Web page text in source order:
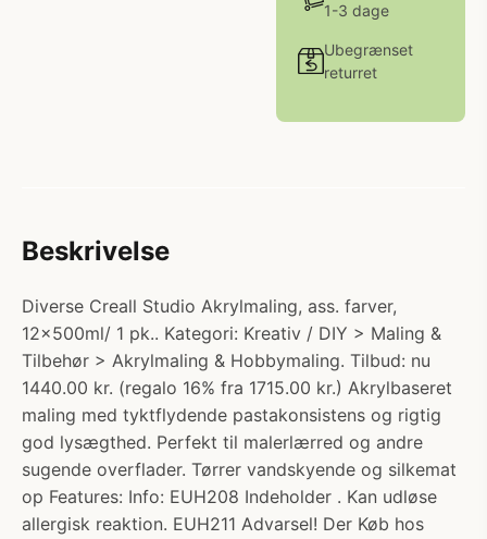
1-3 dage
Ubegrænset
returret
Beskrivelse
Diverse Creall Studio Akrylmaling, ass. farver,
12x500ml/ 1 pk.. Kategori: Kreativ / DIY > Maling &
Tilbehør > Akrylmaling & Hobbymaling. Tilbud: nu
1440.00 kr. (regalo 16% fra 1715.00 kr.) Akrylbaseret
maling med tyktflydende pastakonsistens og rigtig
god lysægthed. Perfekt til malerlærred og andre
sugende overflader. Tørrer vandskyende og silkemat
op Features: Info: EUH208 Indeholder . Kan udløse
allergisk reaktion. EUH211 Advarsel! Der Køb hos